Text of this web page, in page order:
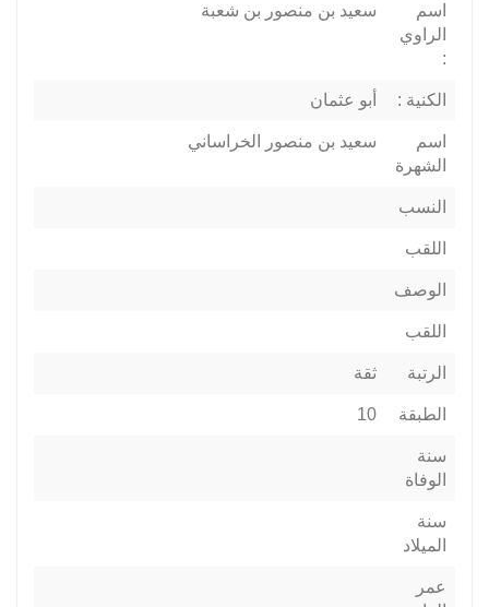
اسم
الراوي
:
سعيد بن منصور بن شعبة
الكنية : أبو عثمان
اسم
الشهرة
سعيد بن منصور الخراساني
النسب
اللقب
الوصف
اللقب
الرتبة ثقة
الطبقة 10
سنة
الوفاة
سنة
الميلاد
عمر